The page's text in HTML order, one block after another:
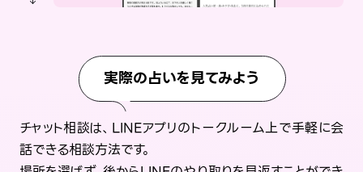
実際の占いを見てみよう
チャット相談は、LINEアプリのトークルーム上で手軽に会
話できる相談方法です。